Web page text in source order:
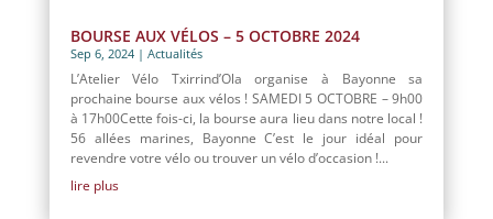
BOURSE AUX VÉLOS – 5 OCTOBRE 2024
Sep 6, 2024| Actualités
L’Atelier Vélo Txirrind’Ola organise à Bayonne sa
prochaine bourse aux vélos ! SAMEDI 5 OCTOBRE – 9h00
à 17h00Cette fois-ci, la bourse aura lieu dans notre local !
56 allées marines, Bayonne C’est le jour idéal pour
revendre votre vélo ou trouver un vélo d’occasion !...
lire plus